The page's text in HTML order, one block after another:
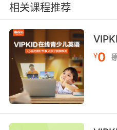
age.（我的父母从小
值。） Drum up
争取生意或支持”。
trying to drum up
product.（公司正在努
持。） 这些习语和短
法，也为口语表达增
Drum在音乐和文化中
种乐器，在音乐和文化
在英语口语中，与
相关课程推荐
¥0